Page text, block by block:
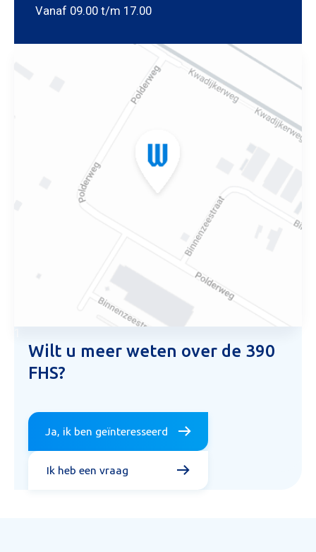
Vanaf 09.00 t/m 17.00
Wilt u meer weten over de 390
FHS?
Ja, ik ben geïnteresseerd
Ik heb een vraag